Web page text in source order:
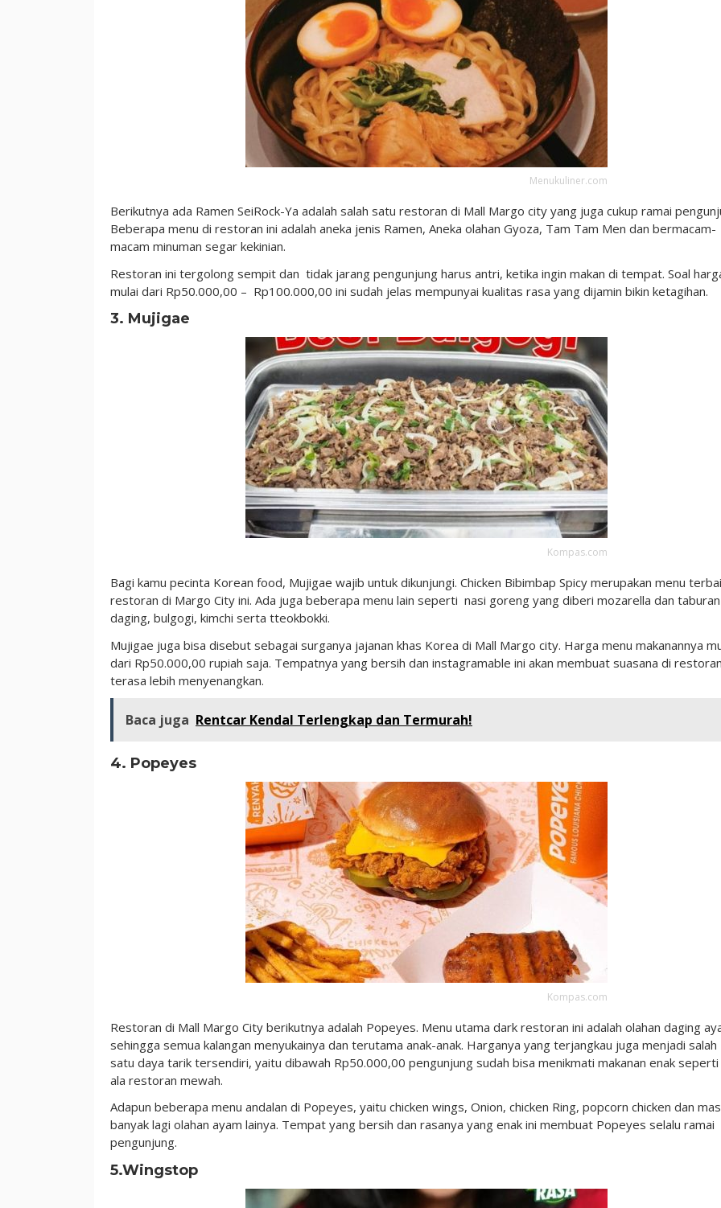
Menukuliner.com
Berikutnya ada Ramen SeiRock-Ya adalah salah satu restoran di Mall Margo city yang juga cukup ramai
Beberapa menu di restoran ini adalah aneka jenis Ramen, Aneka olahan Gyoza, Tam Tam Men dan bermacam-
macam minuman segar kekinian.
Restoran ini tergolong sempit dan tidak jarang pengunjung harus antri, ketika ingin makan di tempat. Soal
mulai dari Rp50.000,00 – Rp100.000,00 ini sudah jelas mempunyai kualitas rasa yang dijamin bikin ketagihan.
3. Mujigae
Kompas.com
Bagi kamu pecinta Korean food, Mujigae wajib untuk dikunjungi. Chicken Bibimbap Spicy merupakan menu
restoran di Margo City ini. Ada juga beberapa menu lain seperti nasi goreng yang diberi mozarella dan taburan
daging, bulgogi, kimchi serta tteokbokki.
Mujigae juga bisa disebut sebagai surganya jajanan khas Korea di Mall Margo city. Harga menu makanannya
dari Rp50.000,00 rupiah saja. Tempatnya yang bersih dan instagramable ini akan membuat suasana di
terasa lebih menyenangkan.
Baca juga Rentcar Kendal Terlengkap dan Termurah!
4. Popeyes
Kompas.com
Restoran di Mall Margo City berikutnya adalah Popeyes. Menu utama dark restoran ini adalah olahan daging
sehingga semua kalangan menyukainya dan terutama anak-anak. Harganya yang terjangkau juga menjadi salah
satu daya tarik tersendiri, yaitu dibawah Rp50.000,00 pengunjung sudah bisa menikmati makanan enak seperti
ala restoran mewah.
Adapun beberapa menu andalan di Popeyes, yaitu chicken wings, Onion, chicken Ring, popcorn chicken dan
banyak lagi olahan ayam lainya. Tempat yang bersih dan rasanya yang enak ini membuat Popeyes selalu ramai
pengunjung.
5.Wingstop